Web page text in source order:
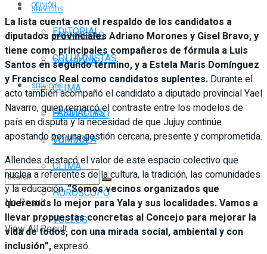
SERVICIOS
FARMACIAS
TOMBOLA
CLIMA
HORÓSCOPO
VUELOS
No Result
View All Result
OPINIÓN
EDITORIAL
COLUMNISTAS
SERVICIOS
FARMACIAS
TOMBOLA
CLIMA
HORÓSCOPO
VUELOS
La lista cuenta con el respaldo de los candidatos a
diputados provinciales Adriano Morones y Gisel Bravo, y
tiene como principales compañeros de fórmula a Luis
Santos en segundo término, y a Estela Maris Domínguez
y Francisco Real como candidatos suplentes. Durante el
acto también acompañó el candidato a diputado provincial Yael
Navarro, quien remarcó el contraste entre los modelos de
país en disputa y la necesidad de que Jujuy continúe
apostando por una gestión cercana, presente y comprometida.
Allendes destacó el valor de este espacio colectivo que
nuclea a referentes de la cultura, la tradición, las comunidades
y la educación.“Somos vecinos organizados que
queremos lo mejor para Yala y sus localidades. Vamos a
llevar propuestas concretas al Concejo para mejorar la
vida de todos, con una mirada social, ambiental y con
inclusión”,expresó.